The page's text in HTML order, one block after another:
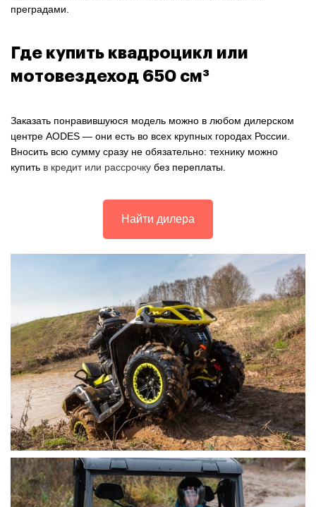
преградами.
Где купить квадроцикл или
мотовездеход 650 см³
Заказать понравившуюся модель можно в любом дилерском
центре AODES — они есть во всех крупных городах России.
Вносить всю сумму сразу не обязательно: технику можно
купить в кредит или рассрочку без переплаты.
Найти дилера